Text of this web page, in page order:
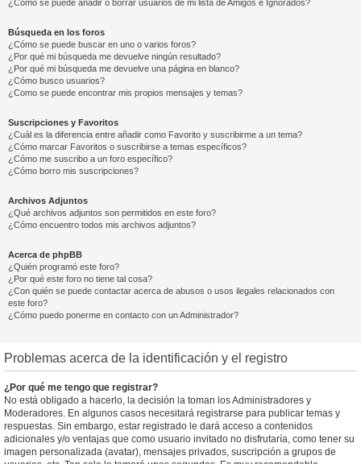
¿Cómo se puede añadir o borrar usuarios de mi lista de Amigos e Ignorados?
Búsqueda en los foros
¿Cómo se puede buscar en uno o varios foros?
¿Por qué mi búsqueda me devuelve ningún resultado?
¿Por qué mi búsqueda me devuelve una página en blanco?
¿Cómo busco usuarios?
¿Como se puede encontrar mis propios mensajes y temas?
Suscripciones y Favoritos
¿Cuál es la diferencia entre añadir como Favorito y suscribirme a un tema?
¿Cómo marcar Favoritos o suscribirse a temas específicos?
¿Cómo me suscribo a un foro específico?
¿Cómo borro mis suscripciones?
Archivos Adjuntos
¿Qué archivos adjuntos son permitidos en este foro?
¿Cómo encuentro todos mis archivos adjuntos?
Acerca de phpBB
¿Quién programó este foro?
¿Por qué este foro no tiene tal cosa?
¿Con quién se puede contactar acerca de abusos o usos ilegales relacionados con
este foro?
¿Cómo puedo ponerme en contacto con un Administrador?
Problemas acerca de la identificación y el registro
¿Por qué me tengo que registrar?
No está obligado a hacerlo, la decisión la toman los Administradores y
Moderadores. En algunos casos necesitará registrarse para publicar temas y
respuestas. Sin embargo, estar registrado le dará acceso a contenidos
adicionales y/o ventajas que como usuario invitado no disfrutaría, como tener su
imagen personalizada (avatar), mensajes privados, suscripción a grupos de